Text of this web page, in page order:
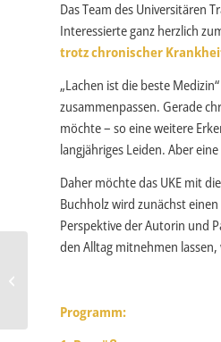
Das Team des Universitären
Interessierte ganz herzlich
trotz chronischer
„Lachen ist die beste
zusammenpassen. Gerade
möchte – so eine weitere
langjähriges Leiden. Aber
Daher möchte das UKE mit
Buchholz wird zunächst
Perspektive der Autorin und
den Alltag mitnehmen
Programm:
GePa-Projekt: Gute
und F...